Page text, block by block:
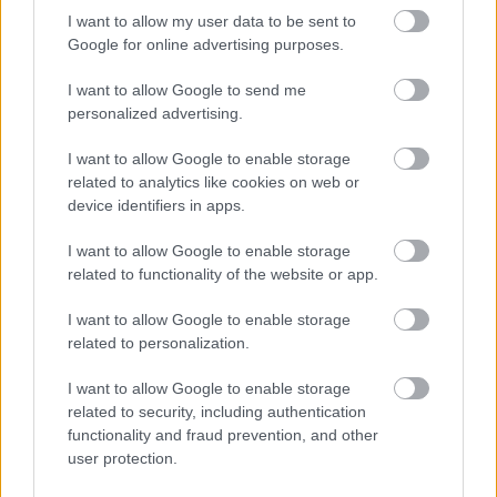
I want to allow my user data to be sent to
Google for online advertising purposes.
I want to allow Google to send me
personalized advertising.
I want to allow Google to enable storage
related to analytics like cookies on web or
device identifiers in apps.
I want to allow Google to enable storage
related to functionality of the website or app.
I want to allow Google to enable storage
related to personalization.
I want to allow Google to enable storage
related to security, including authentication
functionality and fraud prevention, and other
user protection.
miejscu.
Poniżej znajdziesz także ostatnie mecze obu drużyn oraz statystyki
DAP Dębica vs. LKS Głowaczowa - relacja, wynik na żywo,
transmisja
Wynik meczu DAP Dębica - LKS Głowaczowa znajdziesz na naszej stronie
zaraz po jego zakończeniu. Jeżeli szukasz informacji meczowych, zajrzyj
DAP Dębica vs. LKS Głowaczowa - wynik, składy, strzelcy
Jeżeli w internecie lub TV dostępna jest
albo innych spotkań Dębica > Klasa A
na pewno znajdziesz takie informacje na naszym portalu. Możliwe jednak,
że nigdzie nie pojawi się stream online z tego pojedynku. Śledź portal
Asseco Resovia| Developres Rzeszów |ITA TOOLS Stal Mielec
Cellfast Wilki Krosno| Texom Stal Rzeszów|Stal Mielec
Motor Lublin|Stal Rzeszów| Stal Stalowa Wola|Wisła Kraków
Resovia|Wieczysta Kraków